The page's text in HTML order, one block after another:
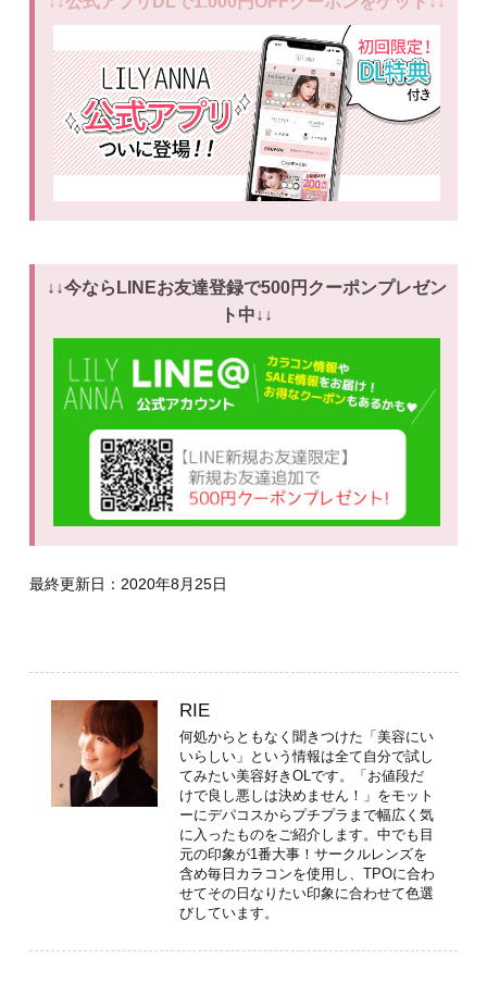
↓↓今ならLINEお友達登録で500円クーポンプレゼン
ト中↓↓
最終更新日：2020年8月25日
RIE
何処からともなく聞きつけた「美容にい
いらしい」という情報は全て自分で試し
てみたい美容好きOLです。「お値段だ
けで良し悪しは決めません！」をモット
ーにデパコスからプチプラまで幅広く気
に入ったものをご紹介します。中でも目
元の印象が1番大事！サークルレンズを
含め毎日カラコンを使用し、TPOに合わ
せてその日なりたい印象に合わせて色選
びしています。